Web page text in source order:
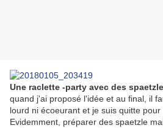
Une raclette -party avec des
quand j'ai proposé l'idée et au final, il
lourd ni écoeurant et je suis quitte pour
Evidemment, préparer des spaetzle